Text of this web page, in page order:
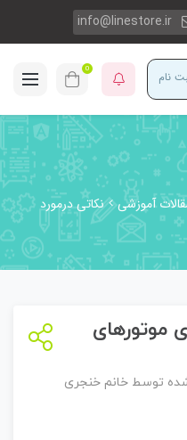
info@linestore.ir
نام 0
آموزشی
نکاتی درمورد
موتورهای
توسط خانم خنجری